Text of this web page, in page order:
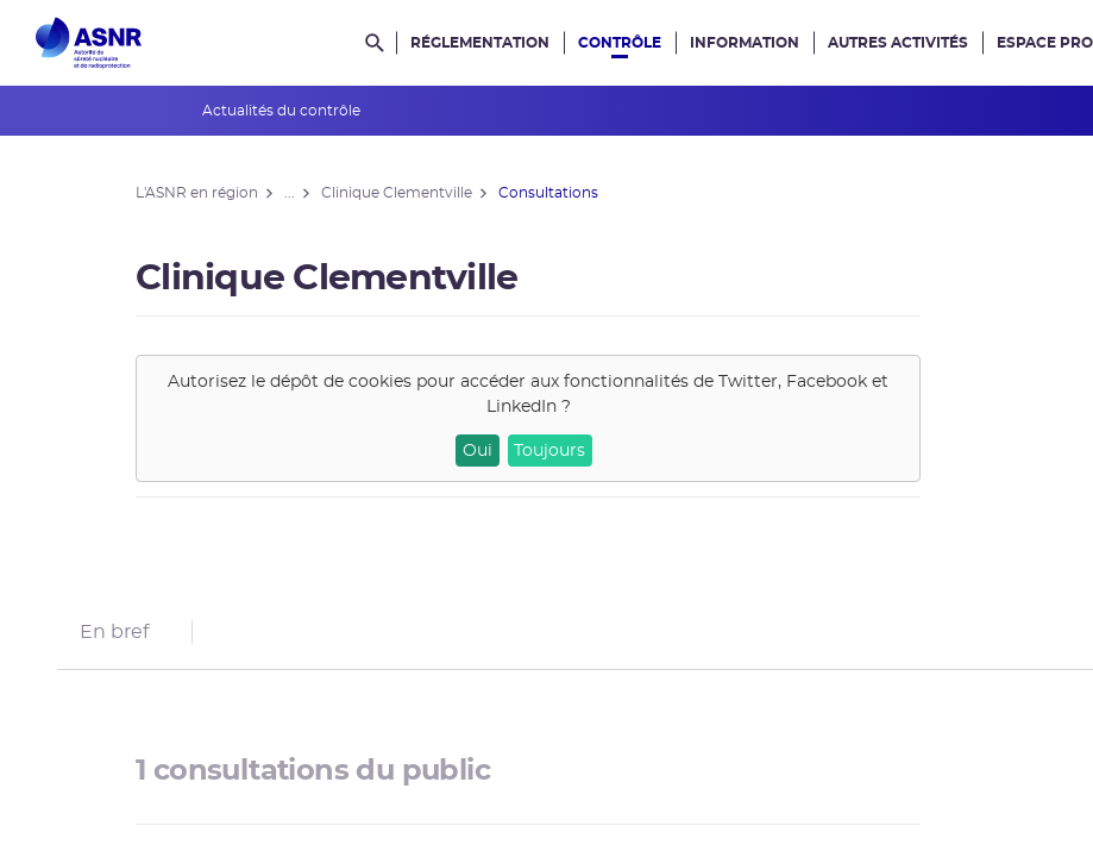
Rechercher dans le site
RÉGLEMENTATION CONTRÔLE
Actualités du contrôle
INES et ASN-SFRO
Petits Réacteurs Modulaires
INFORMATION AUTRES ACTIVITÉS ESPACE
L'ASNR en région Clinique Clementville Consultations
Clinique Clementville
Autorisez le dépôt de cookies pour accéder aux fonctionnalités de
Twitter, Facebook et
LinkedIn?
Oui Toujours
En bref
1 consultations du public